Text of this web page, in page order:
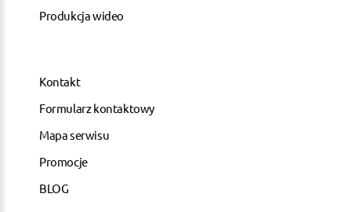
Produkcja wideo
Kontakt
Formularz kontaktowy
Mapa serwisu
Promocje
BLOG